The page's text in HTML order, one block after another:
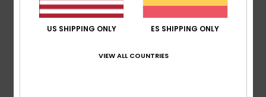
5
US SHIPPING ONLY ES SHIPPING ONLY
VIEW ALL COUNTRIES